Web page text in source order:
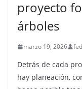
proyecto
árboles
marzo 19, 2026
Detrás de cada
hay planeación,